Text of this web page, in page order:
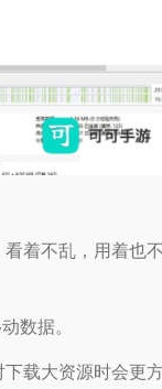
着不乱，用着也
数据。
载大资源时会更